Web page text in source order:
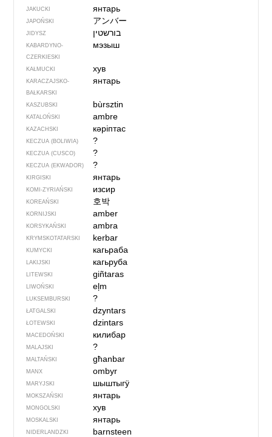
JAKUCKI янтарь
JAPOŃSKI アンバー
JIDYSZ בורשטין
KABARDYNO-
CZERKIESKI
мэзыш
KAŁMUCKI хув
KARACZAJSKO-
BAŁKARSKI
янтарь
KASZUBSKI bùrsztin
KATALOŃSKI ambre
KAZACHSKI кәріптас
KECZUA (BOLIWIA) ?
KECZUA (CUSCO) ?
KECZUA (EKWADOR) ?
KIRGISKI янтарь
KOMI-ZYRIAŃSKI изсир
KOREAŃSKI 호박
KORNIJSKI amber
KORSYKAŃSKI ambra
KRYMSKOTATARSKI kerbar
KUMYCKI кагьраба
LAKIJSKI кагьруба
LITEWSKI giñtaras
LIWOŃSKI eļm
LUKSEMBURSKI ?
ŁATGALSKI dzyntars
ŁOTEWSKI dzintars
MACEDOŃSKI килибар
MALAJSKI ?
MALTAŃSKI għanbar
MANX ombyr
MARYJSKI шыштыгӱ
MOKSZAŃSKI янтарь
MONGOLSKI хув
MOSKALSKI янтарь
NIDERLANDZKI barnsteen